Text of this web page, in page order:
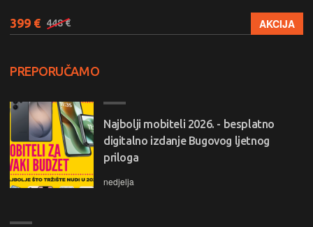
399 € 448 € AKCIJA
PREPORUČAMO
Najbolji mobiteli 2026. - besplatno
digitalno izdanje Bugovog ljetnog
priloga
nedjelja